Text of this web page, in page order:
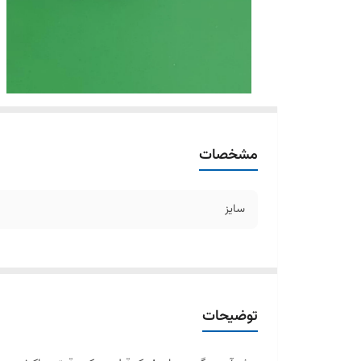
مشخصات
سایز
توضیحات